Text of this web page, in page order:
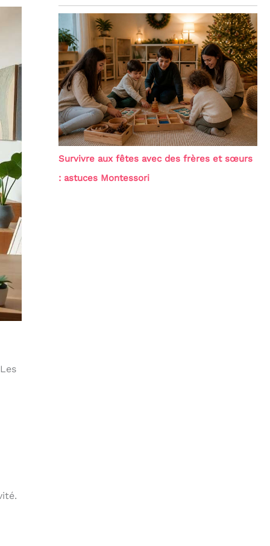
Survivre aux fêtes avec des frères et sœurs
: astuces Montessori